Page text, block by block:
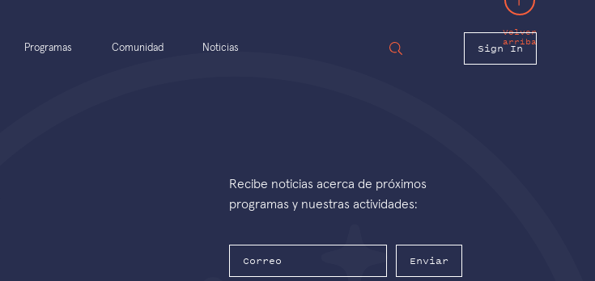
Programas Comunidad Noticias Sign In
Volver
arriba
Recibe noticias acerca de próximos
programas y nuestras actividades:
Enviar